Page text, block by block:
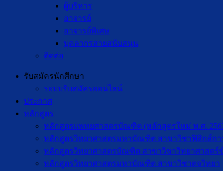
ผู้บริหาร
อาจารย์
อาจารย์พิเศษ
บุคลากรสายสนับสนุน
ติดต่อ
รับสมัครนักศึกษา
ระบบรับสมัครออนไลน์
ประกาศ
หลักสูตร
หลักสูตรแพทยศาสตรบัณฑิต (หลักสูตรใหม่ พ.ศ.
หลักสูตรวิทยาศาสตรมหาบัณฑิต สาขาวิชาฟิสิกส์กา
หลักสูตรวิทยาศาสตรบัณฑิต สาขาวิชาวิทยาศาสตร์
หลักสูตรวิทยาศาสตรมหาบัณฑิต สาขาวิชาตจวิทยา